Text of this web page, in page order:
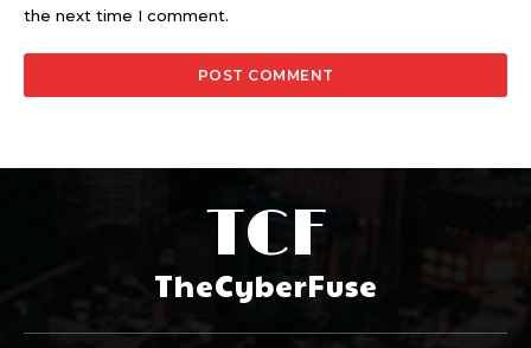
the next time I comment.
TCF
TheCyberFuse